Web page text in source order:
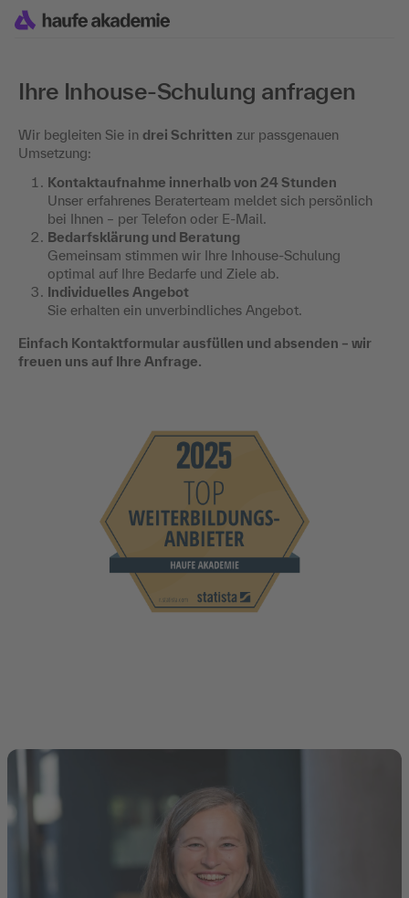
Ihre Inhouse-Schulung anfragen
Wir begleiten Sie in drei Schritten zur passgenauen
Umsetzung:
Kontaktaufnahme innerhalb von 24 Stunden
Unser erfahrenes Beraterteam meldet sich persönlich
bei Ihnen – per Telefon oder E-Mail.
Bedarfsklärung und Beratung
Gemeinsam stimmen wir Ihre Inhouse-Schulung
optimal auf Ihre Bedarfe und Ziele ab.
Individuelles Angebot
Sie erhalten ein unverbindliches Angebot.
Einfach Kontaktformular ausfüllen und absenden – wir
freuen uns auf Ihre Anfrage.